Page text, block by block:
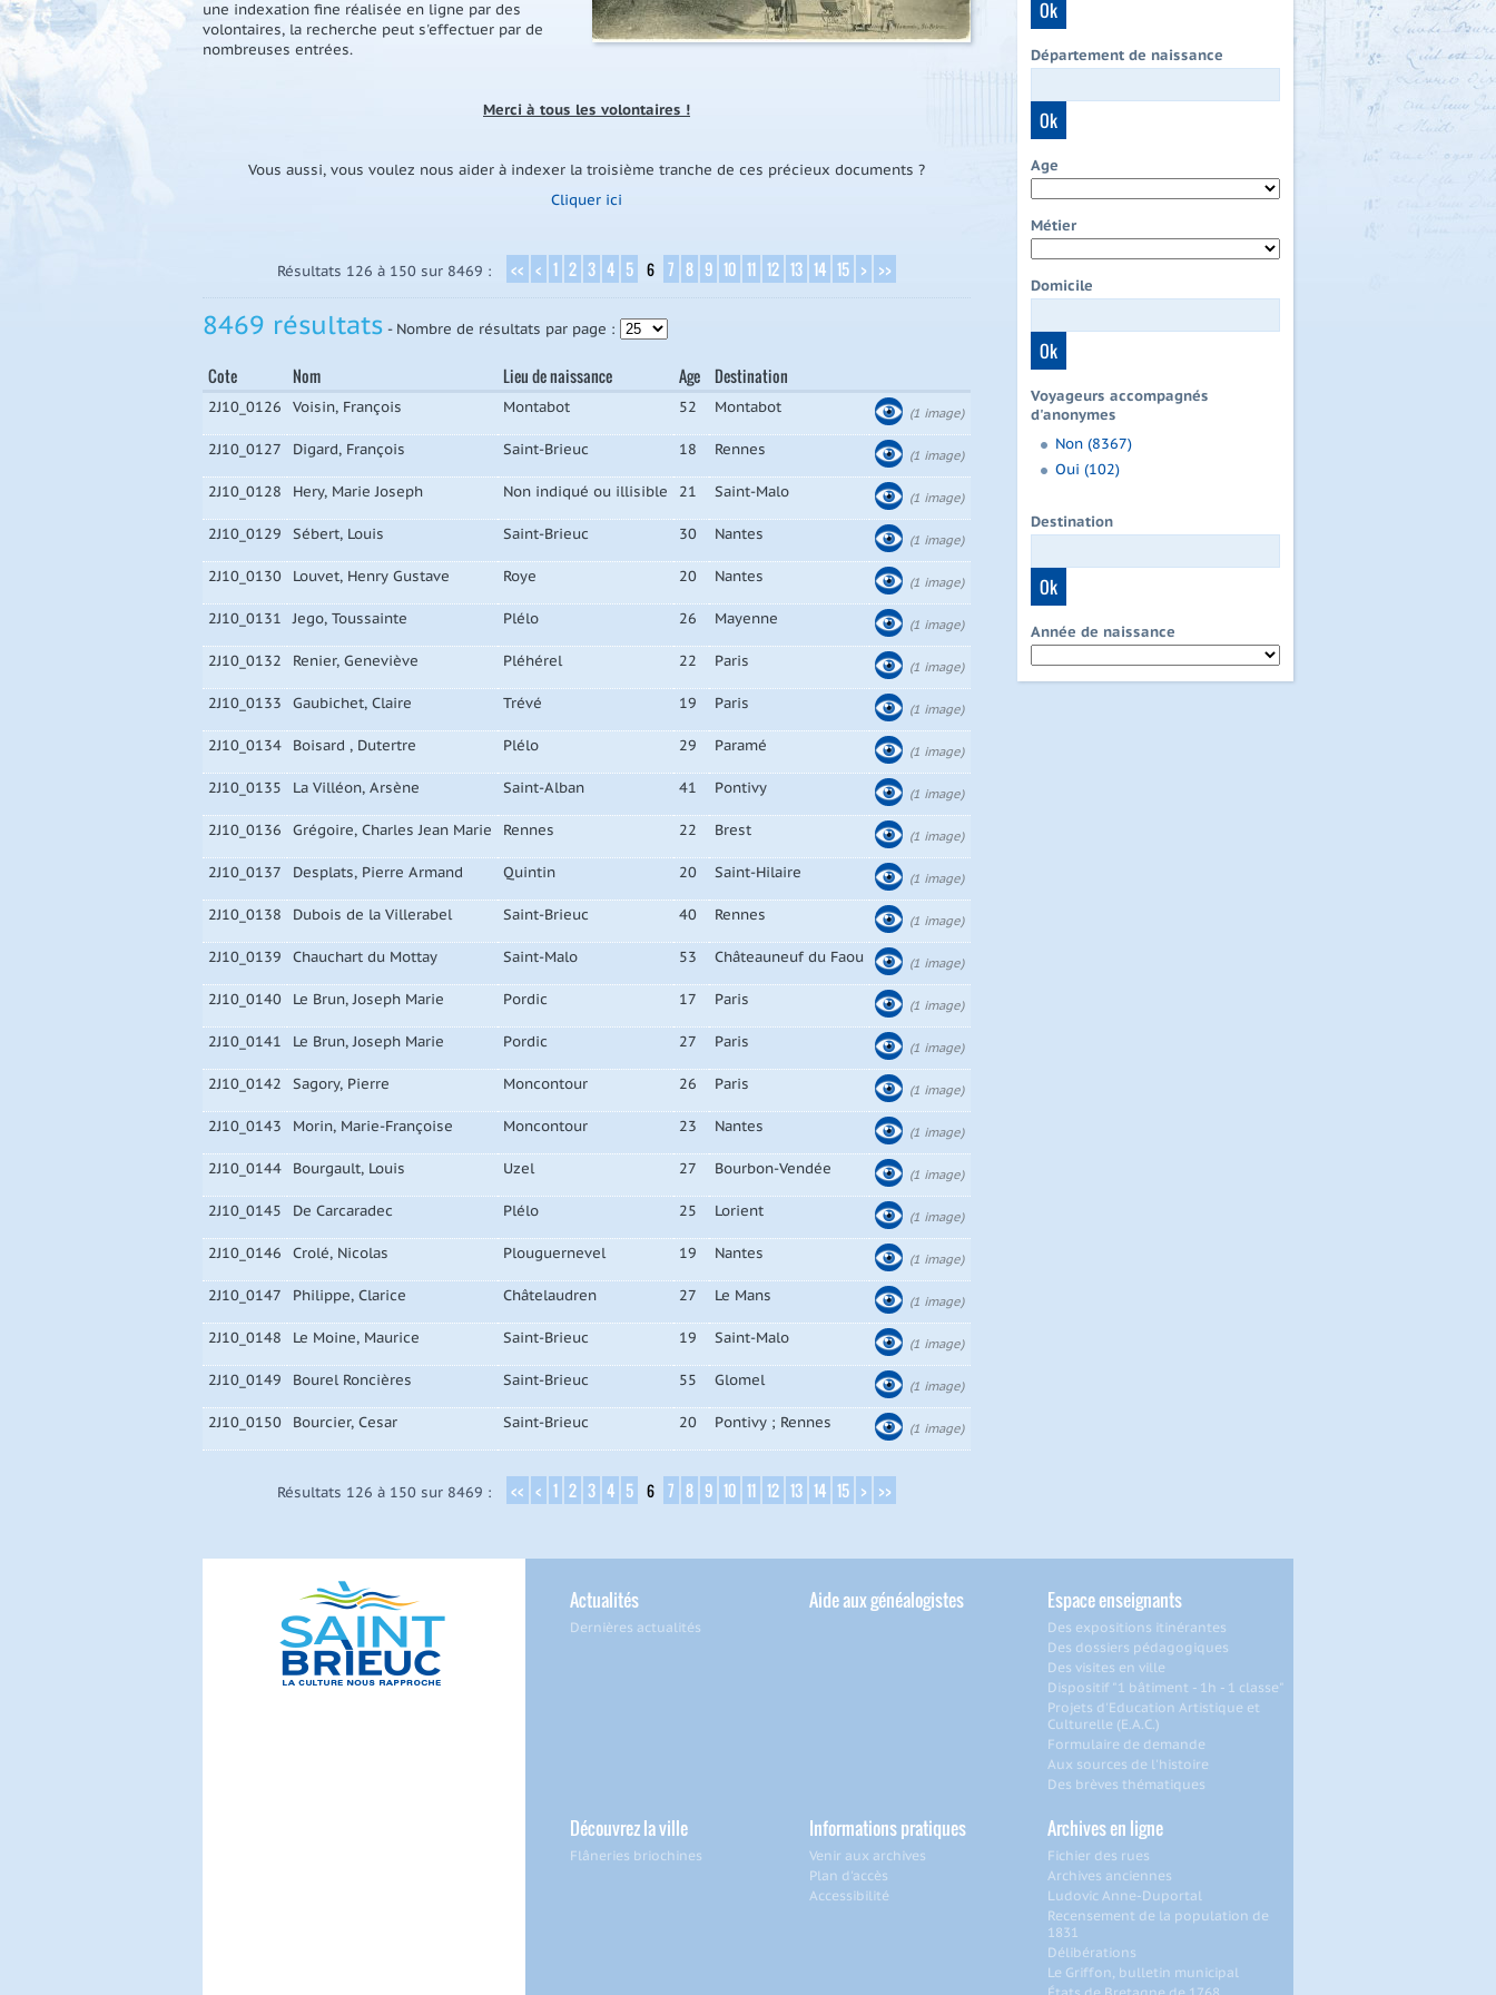
une indexation fine réalisée en ligne par des
volontaires, la recherche peut s'effectuer par de
nombreuses entrées.
Merci à tous les volontaires !
Vous aussi, vous voulez nous aider à indexer la troisième tranche de ces précieux documents ?
Cliquer ici
Résultats 126 à 150 sur 8469 : << < 1 2 3 4 5 6 7 8 9 10 11 12 13 14 15 > >>
8469 résultats - Nombre de résultats par page :
Cote Nom Lieu de naissance Age Destination
2J10_0126 Voisin, François Montabot 52 Montabot (1 image)
2J10_0127 Digard, François Saint-Brieuc 18 Rennes (1 image)
2J10_0128 Hery, Marie Joseph Non indiqué ou illisible 21 Saint-Malo (1 image)
2J10_0129 Sébert, Louis Saint-Brieuc 30 Nantes (1 image)
2J10_0130 Louvet, Henry Gustave Roye 20 Nantes (1 image)
2J10_0131 Jego, Toussainte Plélo 26 Mayenne (1 image)
2J10_0132 Renier, Geneviève Pléhérel 22 Paris (1 image)
2J10_0133 Gaubichet, Claire Trévé 19 Paris (1 image)
2J10_0134 Boisard , Dutertre Plélo 29 Paramé (1 image)
2J10_0135 La Villéon, Arsène Saint-Alban 41 Pontivy (1 image)
2J10_0136 Grégoire, Charles Jean Marie Rennes 22 Brest (1 image)
2J10_0137 Desplats, Pierre Armand Quintin 20 Saint-Hilaire (1 image)
2J10_0138 Dubois de la Villerabel Saint-Brieuc 40 Rennes (1 image)
2J10_0139 Chauchart du Mottay Saint-Malo 53 Châteauneuf du Faou (1 image)
2J10_0140 Le Brun, Joseph Marie Pordic 17 Paris (1 image)
2J10_0141 Le Brun, Joseph Marie Pordic 27 Paris (1 image)
2J10_0142 Sagory, Pierre Moncontour 26 Paris (1 image)
2J10_0143 Morin, Marie-Françoise Moncontour 23 Nantes (1 image)
2J10_0144 Bourgault, Louis Uzel 27 Bourbon-Vendée (1 image)
2J10_0145 De Carcaradec Plélo 25 Lorient (1 image)
2J10_0146 Crolé, Nicolas Plouguernevel 19 Nantes (1 image)
2J10_0147 Philippe, Clarice Châtelaudren 27 Le Mans (1 image)
2J10_0148 Le Moine, Maurice Saint-Brieuc 19 Saint-Malo (1 image)
2J10_0149 Bourel Roncières Saint-Brieuc 55 Glomel (1 image)
2J10_0150 Bourcier, Cesar Saint-Brieuc 20 Pontivy ; Rennes (1 image)
Résultats 126 à 150 sur 8469 : << < 1 2 3 4 5 6 7 8 9 10 11 12 13 14 15 > >>
Département de naissance
Age
Métier
Domicile
Voyageurs accompagnés
d'anonymes
Non (8367)
Oui (102)
Destination
Année de naissance
Actualités
Dernières actualités
Aide aux généalogistes Espace enseignants
Des expositions itinérantes
Des dossiers pédagogiques
Des visites en ville
Dispositif "1 bâtiment - 1h - 1 classe"
Projets d'Education Artistique et
Culturelle (E.A.C.)
Formulaire de demande
Aux sources de l'histoire
Des brèves thématiques
Découvrez la ville
Flâneries briochines
Informations pratiques
Venir aux archives
Plan d'accès
Accessibilité
Archives en ligne
Fichier des rues
Archives anciennes
Ludovic Anne-Duportal
Recensement de la population de
1831
Délibérations
Le Griffon, bulletin municipal